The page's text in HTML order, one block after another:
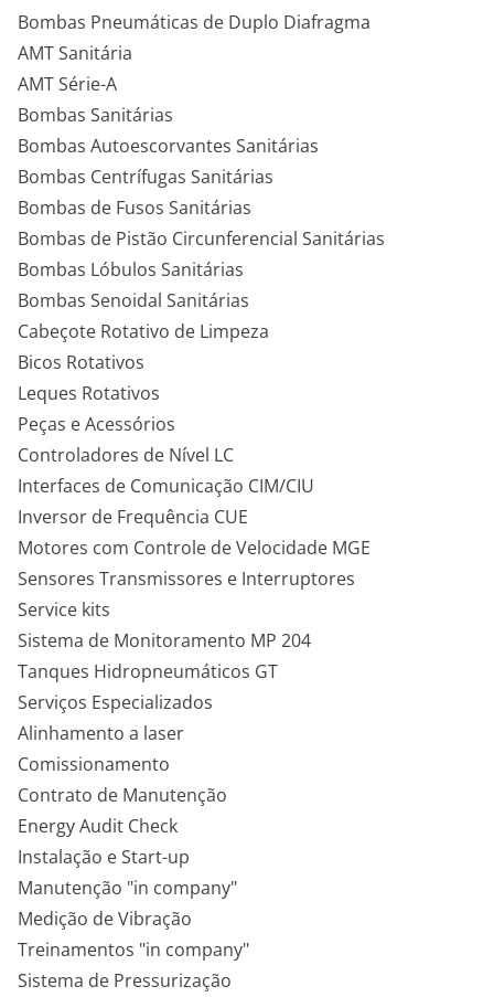
Bombas Pneumáticas de Duplo Diafragma
AMT Sanitária
AMT Série-A
Bombas Sanitárias
Bombas Autoescorvantes Sanitárias
Bombas Centrífugas Sanitárias
Bombas de Fusos Sanitárias
Bombas de Pistão Circunferencial Sanitárias
Bombas Lóbulos Sanitárias
Bombas Senoidal Sanitárias
Cabeçote Rotativo de Limpeza
Bicos Rotativos
Leques Rotativos
Peças e Acessórios
Controladores de Nível LC
Interfaces de Comunicação CIM/CIU
Inversor de Frequência CUE
Motores com Controle de Velocidade MGE
Sensores Transmissores e Interruptores
Service kits
Sistema de Monitoramento MP 204
Tanques Hidropneumáticos GT
Serviços Especializados
Alinhamento a laser
Comissionamento
Contrato de Manutenção
Energy Audit Check
Instalação e Start-up
Manutenção "in company"
Medição de Vibração
Treinamentos "in company"
Sistema de Pressurização